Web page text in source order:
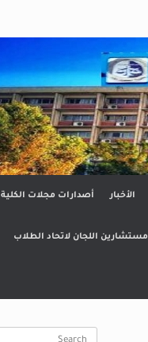
الأخبار أصدارات مجلات الكلية
مستشارين اللجان لاتحاد الطلاب
Search